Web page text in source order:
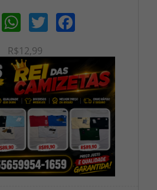
WhatsAppTwitter Facebook
R$12,99